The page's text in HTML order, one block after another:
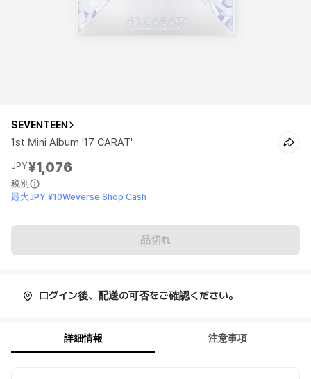
SEVENTEEN
1st Mini Album '17 CARAT'
JPY¥1,076
税別
最大JPY ¥10Weverse Shop Cash
品切れ
ログイン後、配送の可否をご確認ください。
詳細情報 注意事項